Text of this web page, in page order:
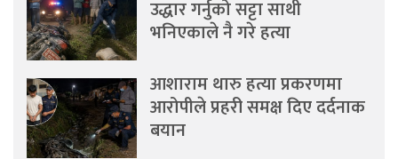
उद्धार गर्नुको सट्टा साथी
भनिएकाले नै गरे हत्या
आशाराम थारु हत्या प्रकरणमा
आरोपीले प्रहरी समक्ष दिए दर्दनाक
बयान